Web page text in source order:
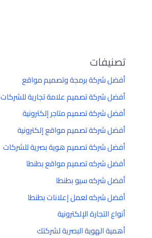
تصنيفات
أفضل شركة برمجة وتصميم مواقع
أفضل شركة تصميم علامة تجارية للشركات
أفضل شركة تصميم متاجر إلكترونية
أفضل شركة تصميم مواقع إلكترونية
أفضل شركة تصميم هوية بصرية للشركات
أفضل شركه تصميم مواقع بطنطا
أفضل شركه سيو بطنطا
أفضل شركه لعمل إعلانات بطنطا
أنواع التجارة الإلكترونية
أهمية الهوية البصرية لشركتك